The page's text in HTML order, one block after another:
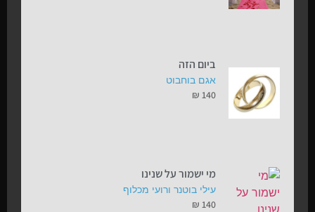
ביום הזה
אגם בוחבוט
₪ 140
מי ישמור על שנינו
עילי בוטנר ורועי מכלוף
₪ 140